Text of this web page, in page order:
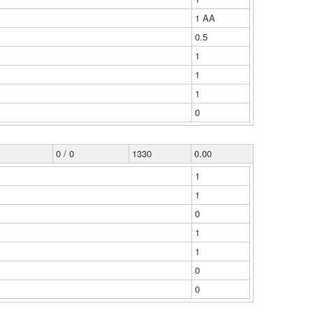
1 ΑΑ
0.5
1
1
1
0
0 / 0 1330
0.00
1
1
0
1
1
0
0